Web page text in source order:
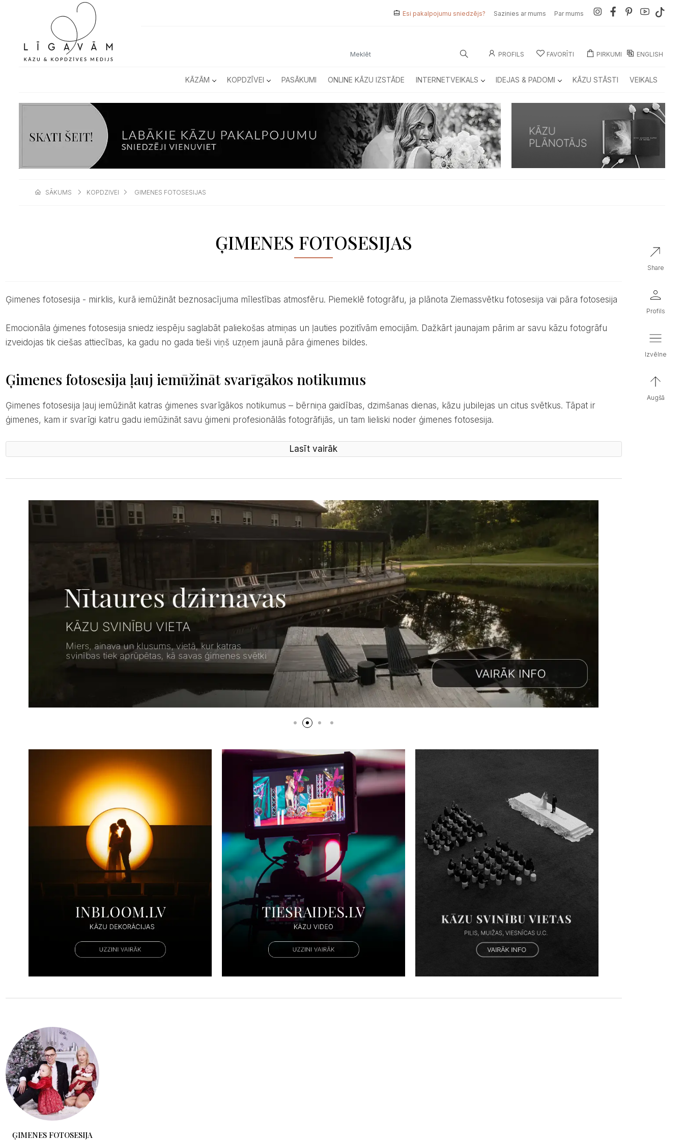
Esi pakalpojumu sniedzējs? Sazinies ar mums Par mums
PROFILS FAVORĪTI PIRKUMI ENGLISH
KĀZĀM KOPDZĪVEI PASĀKUMI ONLINE KĀZU IZSTĀDE INTERNETVEIKALS IDEJAS & PADOMI KĀZU STĀSTI VEIKALS
SĀKUMS KOPDZIVEI GIMENES FOTOSESIJAS
ĢIMENES FOTOSESIJAS
Ģimenes fotosesija - mirklis, kurā iemūžināt beznosacījuma mīlestības atmosfēru. Piemeklē fotogrāfu, ja plānota Ziemassvētku fotosesija vai pāra fotosesija
Emocionāla ģimenes fotosesija sniedz iespēju saglabāt paliekošas atmiņas un ļauties pozitīvām emocijām. Dažkārt jaunajam pārim ar savu kāzu fotogrāfu
izveidojas tik ciešas attiecības, ka gadu no gada tieši viņš uzņem jaunā pāra ģimenes bildes.
Ģimenes fotosesija ļauj iemūžināt svarīgākos notikumus
Ģimenes fotosesija ļauj iemūžināt katras ģimenes svarīgākos notikumus – bērniņa gaidības, dzimšanas dienas, kāzu jubilejas un citus svētkus. Tāpat ir
ģimenes, kam ir svarīgi katru gadu iemūžināt savu ģimeni profesionālās fotogrāfijās, un tam lieliski noder ģimenes fotosesija.
Lasīt vairāk
ĢIMENES FOTOSESIJA
share
profils
izvēlne
augšā